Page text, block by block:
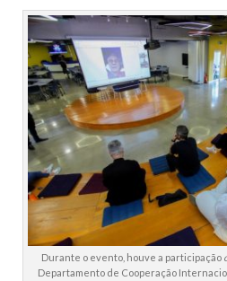
Durante o evento, houve a participação
Departamento de Cooperação